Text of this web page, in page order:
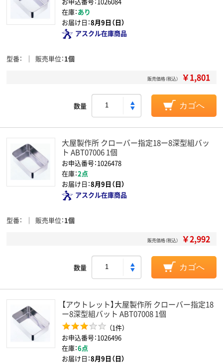
在庫：あり
お届け日：8月9日（日）
アスクル在庫商品
型番 販売単位 1個
販売価格（税込） ￥1,801
数量 カゴへ
大屋製作所 クローバー指定18ー8深型組バッ
ト ABT07006 1個
お申込番号：1026478
在庫：2点
お届け日：8月9日（日）
アスクル在庫商品
型番 販売単位 1個
販売価格（税込） ￥2,992
数量 カゴへ
【アウトレット】大屋製作所 クローバー指定18
ー8深型組バット ABT07008 1個
（1件）
お申込番号：1026496
在庫：6点
お届け日：8月9日（日）